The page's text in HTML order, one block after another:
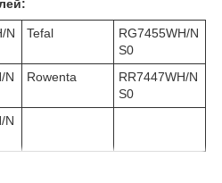
N
Tefal
RG7455WH/N
S0
N
Rowenta
RR7447WH/N
S0
N